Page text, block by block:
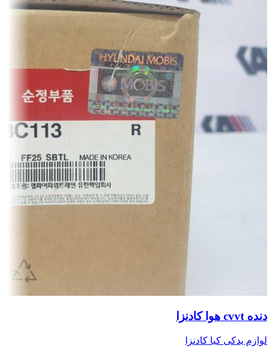
دنده cvvt هوا کادنزا
لوازم یدکی کیا کادنزا